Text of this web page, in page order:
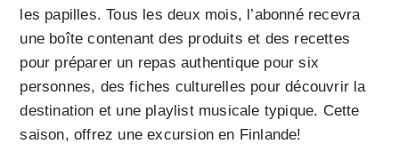
les papilles. Tous les deux mois, l’abonné recevra
une boîte contenant des produits et des recettes
pour préparer un repas authentique pour six
personnes, des fiches culturelles pour découvrir la
destination et une playlist musicale typique. Cette
saison, offrez une excursion en Finlande!